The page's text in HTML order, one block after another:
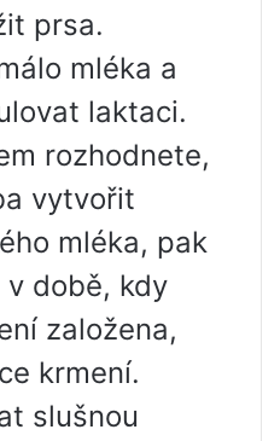
prsa.
mléka a
laktaci.
rozhodnete,
vytvořit
mléka, pak
době, kdy
založena,
krmení.
slušnou